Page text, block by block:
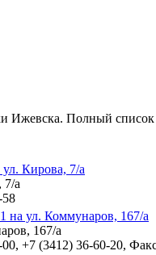
Ижевска. Полный список
Кирова, 7/а
7/а
58
на ул. Коммунаров, 167/а
167/а
+7 (3412) 36-60-20,